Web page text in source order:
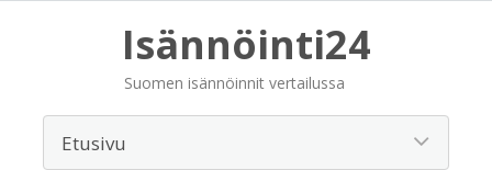
Isännöinti24
Suomen isännöinnit vertailussa